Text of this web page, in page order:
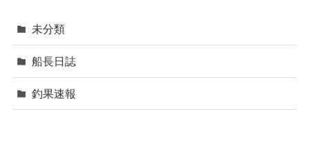
未分類
船長日誌
釣果速報